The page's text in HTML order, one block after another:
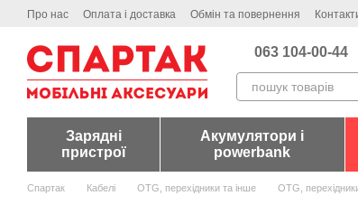
Перейти до основного контенту
Про нас Оплата і доставка Обмін та повернення
063 104-00-44
Зарядні
пристрої
Акумулятори і
powerbank
Спартак Кабелі OTG, перехідники та інше OTG,